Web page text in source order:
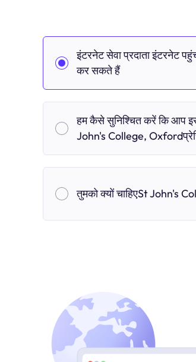
इंटरनेट सेवा प्रदाता इंटरनेट
कर सकते हैं
हम कैसे सुनिश्चित करें कि आप
John's College,
तुमको क्यों चाहिएSt John's